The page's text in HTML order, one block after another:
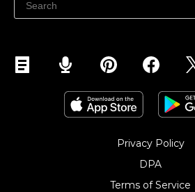
인스타그램에서 판매하기
Privacy Policy
DPA
Terms of Service